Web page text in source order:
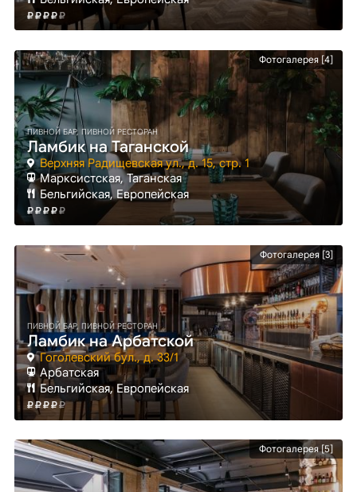
Фотогалерея [4]
ПИВНОЙ БАР, ПИВНОЙ РЕСТОРАН
Ламбик на Таганской
Верхняя Радищевская ул., д. 15, стр. 1
Марксистская, Таганская
Бельгийская, Европейская
Фотогалерея [3]
ПИВНОЙ БАР, ПИВНОЙ РЕСТОРАН
Ламбик на Арбатской
Гоголевский бул., д. 33/1
Арбатская
Бельгийская, Европейская
Фотогалерея [5]